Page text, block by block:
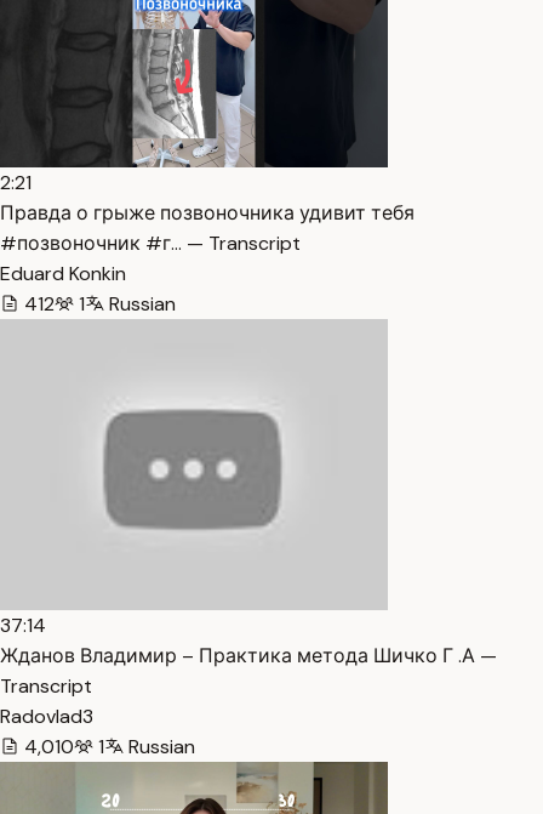
2:21
Правда о грыже позвоночника удивит тебя
#позвоночник #г… — Transcript
Eduard Konkin
412
1 Russian
37:14
Жданов Владимир – Практика метода Шичко Г .А —
Transcript
Radovlad3
4,010
1 Russian